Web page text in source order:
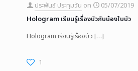
ประพันธ์ ประทุมวัน on
05/07/2019
Hologram เรียนรู้เรื่องบัวกับน้องใบบัว
Hologram เรียนรู้เรื่องบัว […]
1